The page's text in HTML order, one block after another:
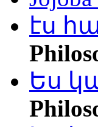
էս
Ես